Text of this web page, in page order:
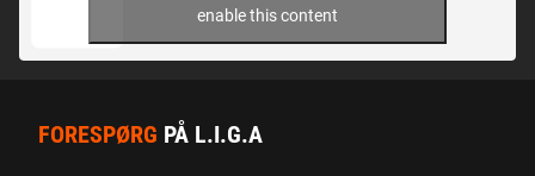
enable this content
FORESPØRG PÅ L.I.G.A